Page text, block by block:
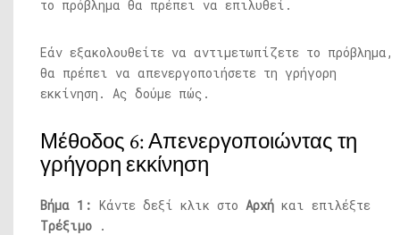
το πρόβλημα θα πρέπει να επιλυθεί.
Εάν εξακολουθείτε να αντιμετωπίζετε το πρόβλημα,
θα πρέπει να απενεργοποιήσετε τη γρήγορη
εκκίνηση. Ας δούμε πώς.
Μέθοδος 6: Απενεργοποιώντας τη
γρήγορη εκκίνηση
Βήμα 1: Κάντε δεξί κλικ στο Αρχή και επιλέξτε
Τρέξιμο .